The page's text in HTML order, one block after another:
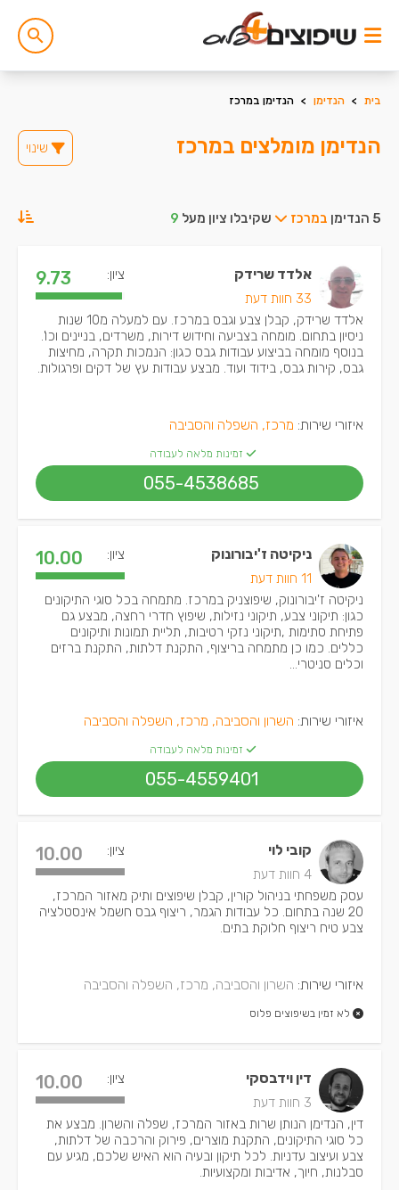
בית > הנדימן > הנדימן במרכז
הנדימן מומלצים במרכז שינוי
5 הנדימן במרכז שקיבלו ציון מעל 9
אלדד שרידק
33 חוות דעת
ציון: 9.73
אלדד שרידק, קבלן צבע וגבס במרכז. עם למעלה מ10 שנות
ניסיון בתחום. מומחה בצביעה וחידוש דירות, משרדים, בניינים וכו'.
בנוסף מומחה בביצוע עבודות גבס כגון: הנמכות תקרה, מחיצות
גבס, קירות גבס, בידוד ועוד. מבצע עבודות עץ של דקים ופרגולות.
איזורי שירות: מרכז, השפלה והסביבה
זמינות מלאה לעבודה
055-4538685
ניקיטה ז'יבורונוק
11 חוות דעת
ציון: 10.00
ניקיטה ז'יבורונוק, שיפוצניק במרכז. מתמחה בכל סוגי התיקונים
כגון: תיקוני צבע, תיקוני נזילות, שיפוץ חדרי רחצה, מבצע גם
פתיחת סתימות ,תיקוני נזקי רטיבות, תליית תמונות ותיקונים
כללים. כמו כן מתמחה בריצוף, התקנת דלתות, התקנת ברזים
וכלים סניטרי...
איזורי שירות: השרון והסביבה, מרכז, השפלה והסביבה
זמינות מלאה לעבודה
055-4559401
קובי לוי
4 חוות דעת
ציון: 10.00
עסק משפחתי בניהול קורין, קבלן שיפוצים ותיק מאזור המרכז,
20 שנה בתחום. כל עבודות הגמר, ריצוף גבס חשמל אינסטלציה
צבע טיח ריצוף חלוקת בתים.
איזורי שירות: השרון והסביבה, מרכז, השפלה והסביבה
לא זמין בשיפוצים פלוס
דין וידבסקי
3 חוות דעת
ציון: 10.00
דין, הנדימן הנותן שרות באזור המרכז, שפלה והשרון. מבצע את
כל סוגי התיקונים, התקנת מוצרים, פירוק והרכבה של דלתות,
צבע ועיצוב עדניות. לכל תיקון ובעיה הוא האיש שלכם, מגיע עם
סבלנות, חיוך, אדיבות ומקצועיות.